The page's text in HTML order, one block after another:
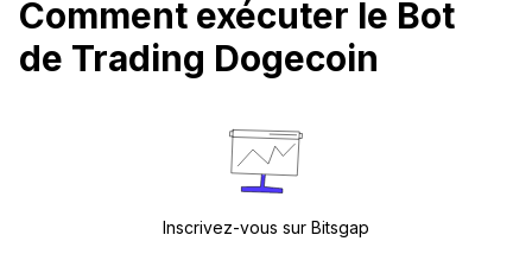
Comment exécuter le Bot
de Trading Dogecoin
Inscrivez-vous sur Bitsgap